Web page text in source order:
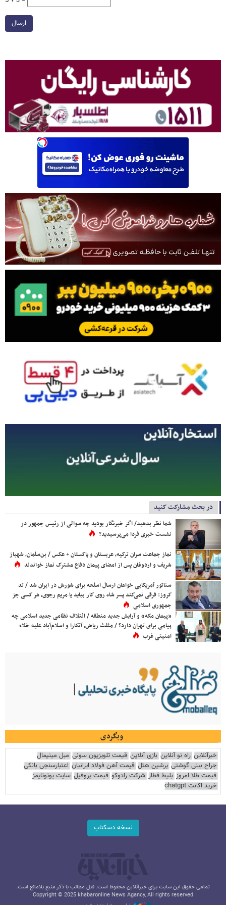
ارسال
در بحث مشارکت کنید
شما نظر بدهید/ اگر خبرنگار بودید چه سوالی از رئیس جمهور در
نشست خبری فردا می‌پرسیدید؟
نماز جماعت سران ترکیه، عربستان و پاکستان + عکس / بن‌سلمان، شهباز
شریف و اردوغان پس از امضای پیمان دفاع مشترک نماز خواندند
سناتور آمریکایی خواهان ارسال اسلحه برای شورش در ایران شد / تد
کروز: فرقی نمی‌کند پسر شاه روی کار بیاید یا مریم رجوی، هر کسی جز
جمهوری اسلامی
«پیمان مکه» و آرایش جدید منطقه / ائتلاف نظامی جدید اسلامی چه
پیامی برای تهران دارد؟ / مثلث ریاض، آنکارا و اسلام‌آباد علیه خلاء
امنیتی غرب
وبگردی
خبرآنلاین راه نو آنلاین بازی آنلاین قیمت تلویزیون سونی مبل مینیمال
جراح بینی گوشتی پرشین هتل قیمت آهن فولاد ایرانیان اعتبارسنجی بانکی
قیمت طلا امروز بلیط قطار شرکت رادوکو قیمت پروفیل سایت یوتوتایمز
خرید اکانت chatgpt
نسخه دسکتاپ
تمامی حقوق این سایت برای خبرآنلاین محفوظ است. نقل مطالب با ذکر منبع بلامانع است.
Copyright © 2025 khabaronline News Agancy, All rights reserved